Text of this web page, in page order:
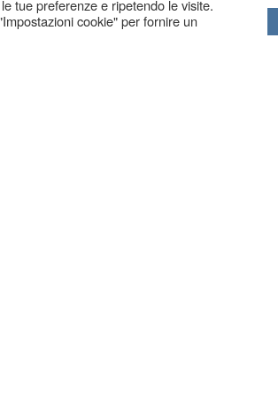
tue preferenze e ripetendo le visite.
cookie" per fornire un